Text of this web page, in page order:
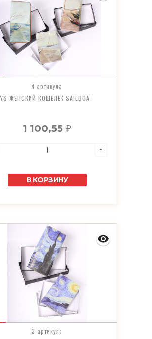
4 артикула
YS ЖЕНСКИЙ КОШЕЛЕК SAILBOAT
1 100,55₽
В КОРЗИНУ
3 артикула